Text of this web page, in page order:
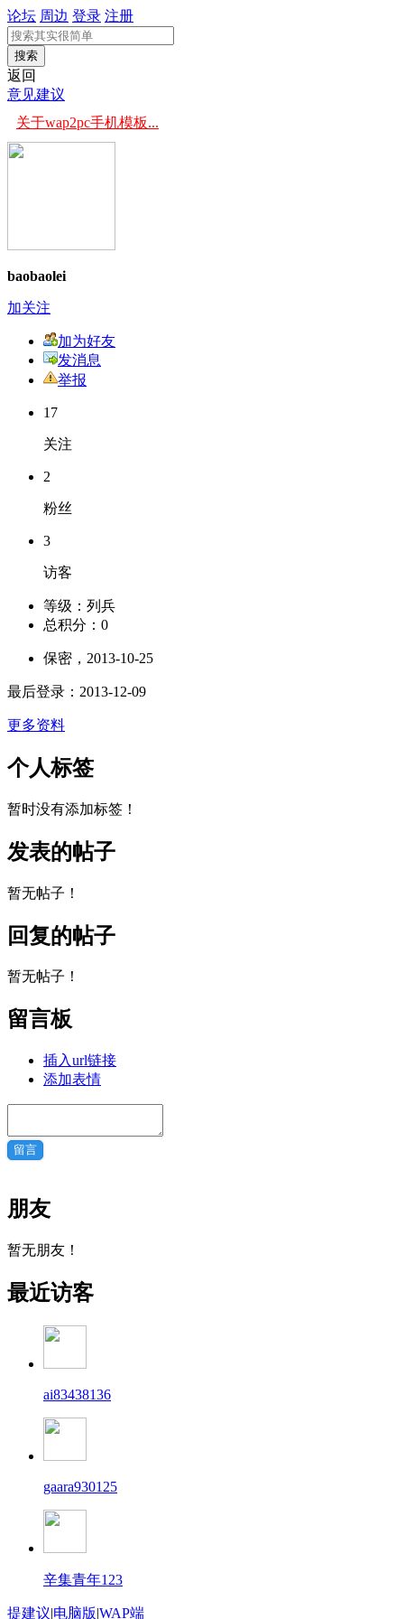
论坛 周边 登录 注册
搜索
返回
意见建议
关于wap2pc手机模板...
baobaolei
加关注
加为好友
发消息
举报
17
关注
2
粉丝
3
访客
等级： 列兵
总积分： 0
保密，2013-10-25
最后登录：2013-12-09
更多资料
个人标签
暂时没有添加标签！
发表的帖子
暂无帖子！
回复的帖子
暂无帖子！
留言板
插入url链接
添加表情
留言
朋友
暂无朋友！
最近访客
ai83438136
gaara930125
辛集青年123
提建议|电脑版|WAP端